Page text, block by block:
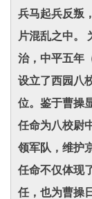
兵马起兵反叛
片混乱之中。
治，中平五年
设立了西园八
位。鉴于曹操
任命为八校尉
领军队，维护
任命不仅体现
任，也为曹操